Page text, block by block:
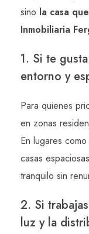
sino la casa
Inmobiliaria
1. Si te
entorno y
Para quienes
en zonas
En lugares como
casas
tranquilo sin
2. Si
luz y la